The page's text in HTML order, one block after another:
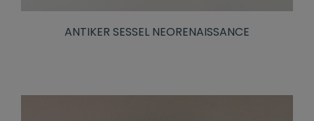
ANTIKER SESSEL NEORENAISSANCE